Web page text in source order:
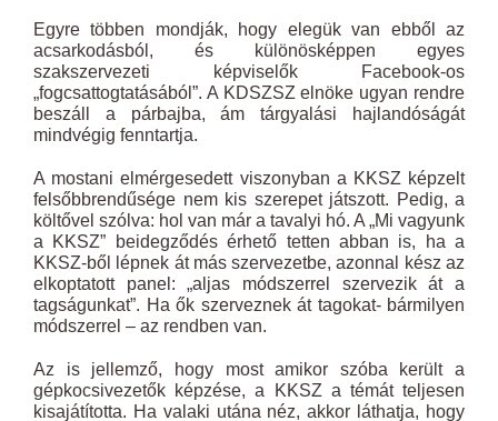
Egyre többen mondják, hogy elegük van ebből az
acsarkodásból, és különösképpen egyes
szakszervezeti képviselők Facebook-os
„fogcsattogtatásából”. A KDSZSZ elnöke ugyan rendre
beszáll a párbajba, ám tárgyalási hajlandóságát
mindvégig fenntartja.
A mostani elmérgesedett viszonyban a KKSZ képzelt
felsőbbrendűsége nem kis szerepet játszott. Pedig, a
költővel szólva: hol van már a tavalyi hó. A „Mi vagyunk
a KKSZ” beidegződés érhető tetten abban is, ha a
KKSZ-ből lépnek át más szervezetbe, azonnal kész az
elkoptatott panel: „aljas módszerrel szervezik át a
tagságunkat”. Ha ők szerveznek át tagokat- bármilyen
módszerrel – az rendben van.
Az is jellemző, hogy most amikor szóba került a
gépkocsivezetők képzése, a KKSZ a témát teljesen
kisajátította. Ha valaki utána néz, akkor láthatja, hogy